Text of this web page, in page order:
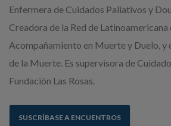
Enfermera de Cuidados Paliativos y
Creadora de la Red de Latinoamericana
Acompañamiento en Muerte y Duelo, y
de la Muerte. Es supervisora de
Fundación Las Rosas.
SUSCRÍBASE A ENCUENTROS